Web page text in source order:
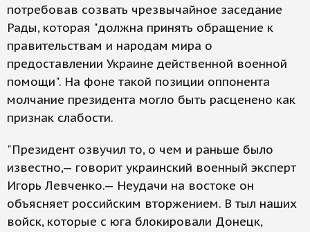
потребовав созвать чрезвычайное заседание
Рады, которая "должна принять обращение к
правительствам и народам мира о
предоставлении Украине действенной военной
помощи". На фоне такой позиции оппонента
молчание президента могло быть расценено как
признак слабости.
"Президент озвучил то, о чем и раньше было
известно,— говорит украинский военный эксперт
Игорь Левченко.— Неудачи на востоке он
объясняет российским вторжением. В тыл наших
войск, которые с юга блокировали Донецк,